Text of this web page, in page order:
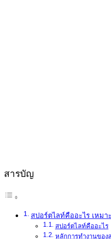
สารบัญ
สปอร์ตไลท์คืออะไร เหมา
สปอร์ตไลท์คืออะไร
หลักการทำงานของ